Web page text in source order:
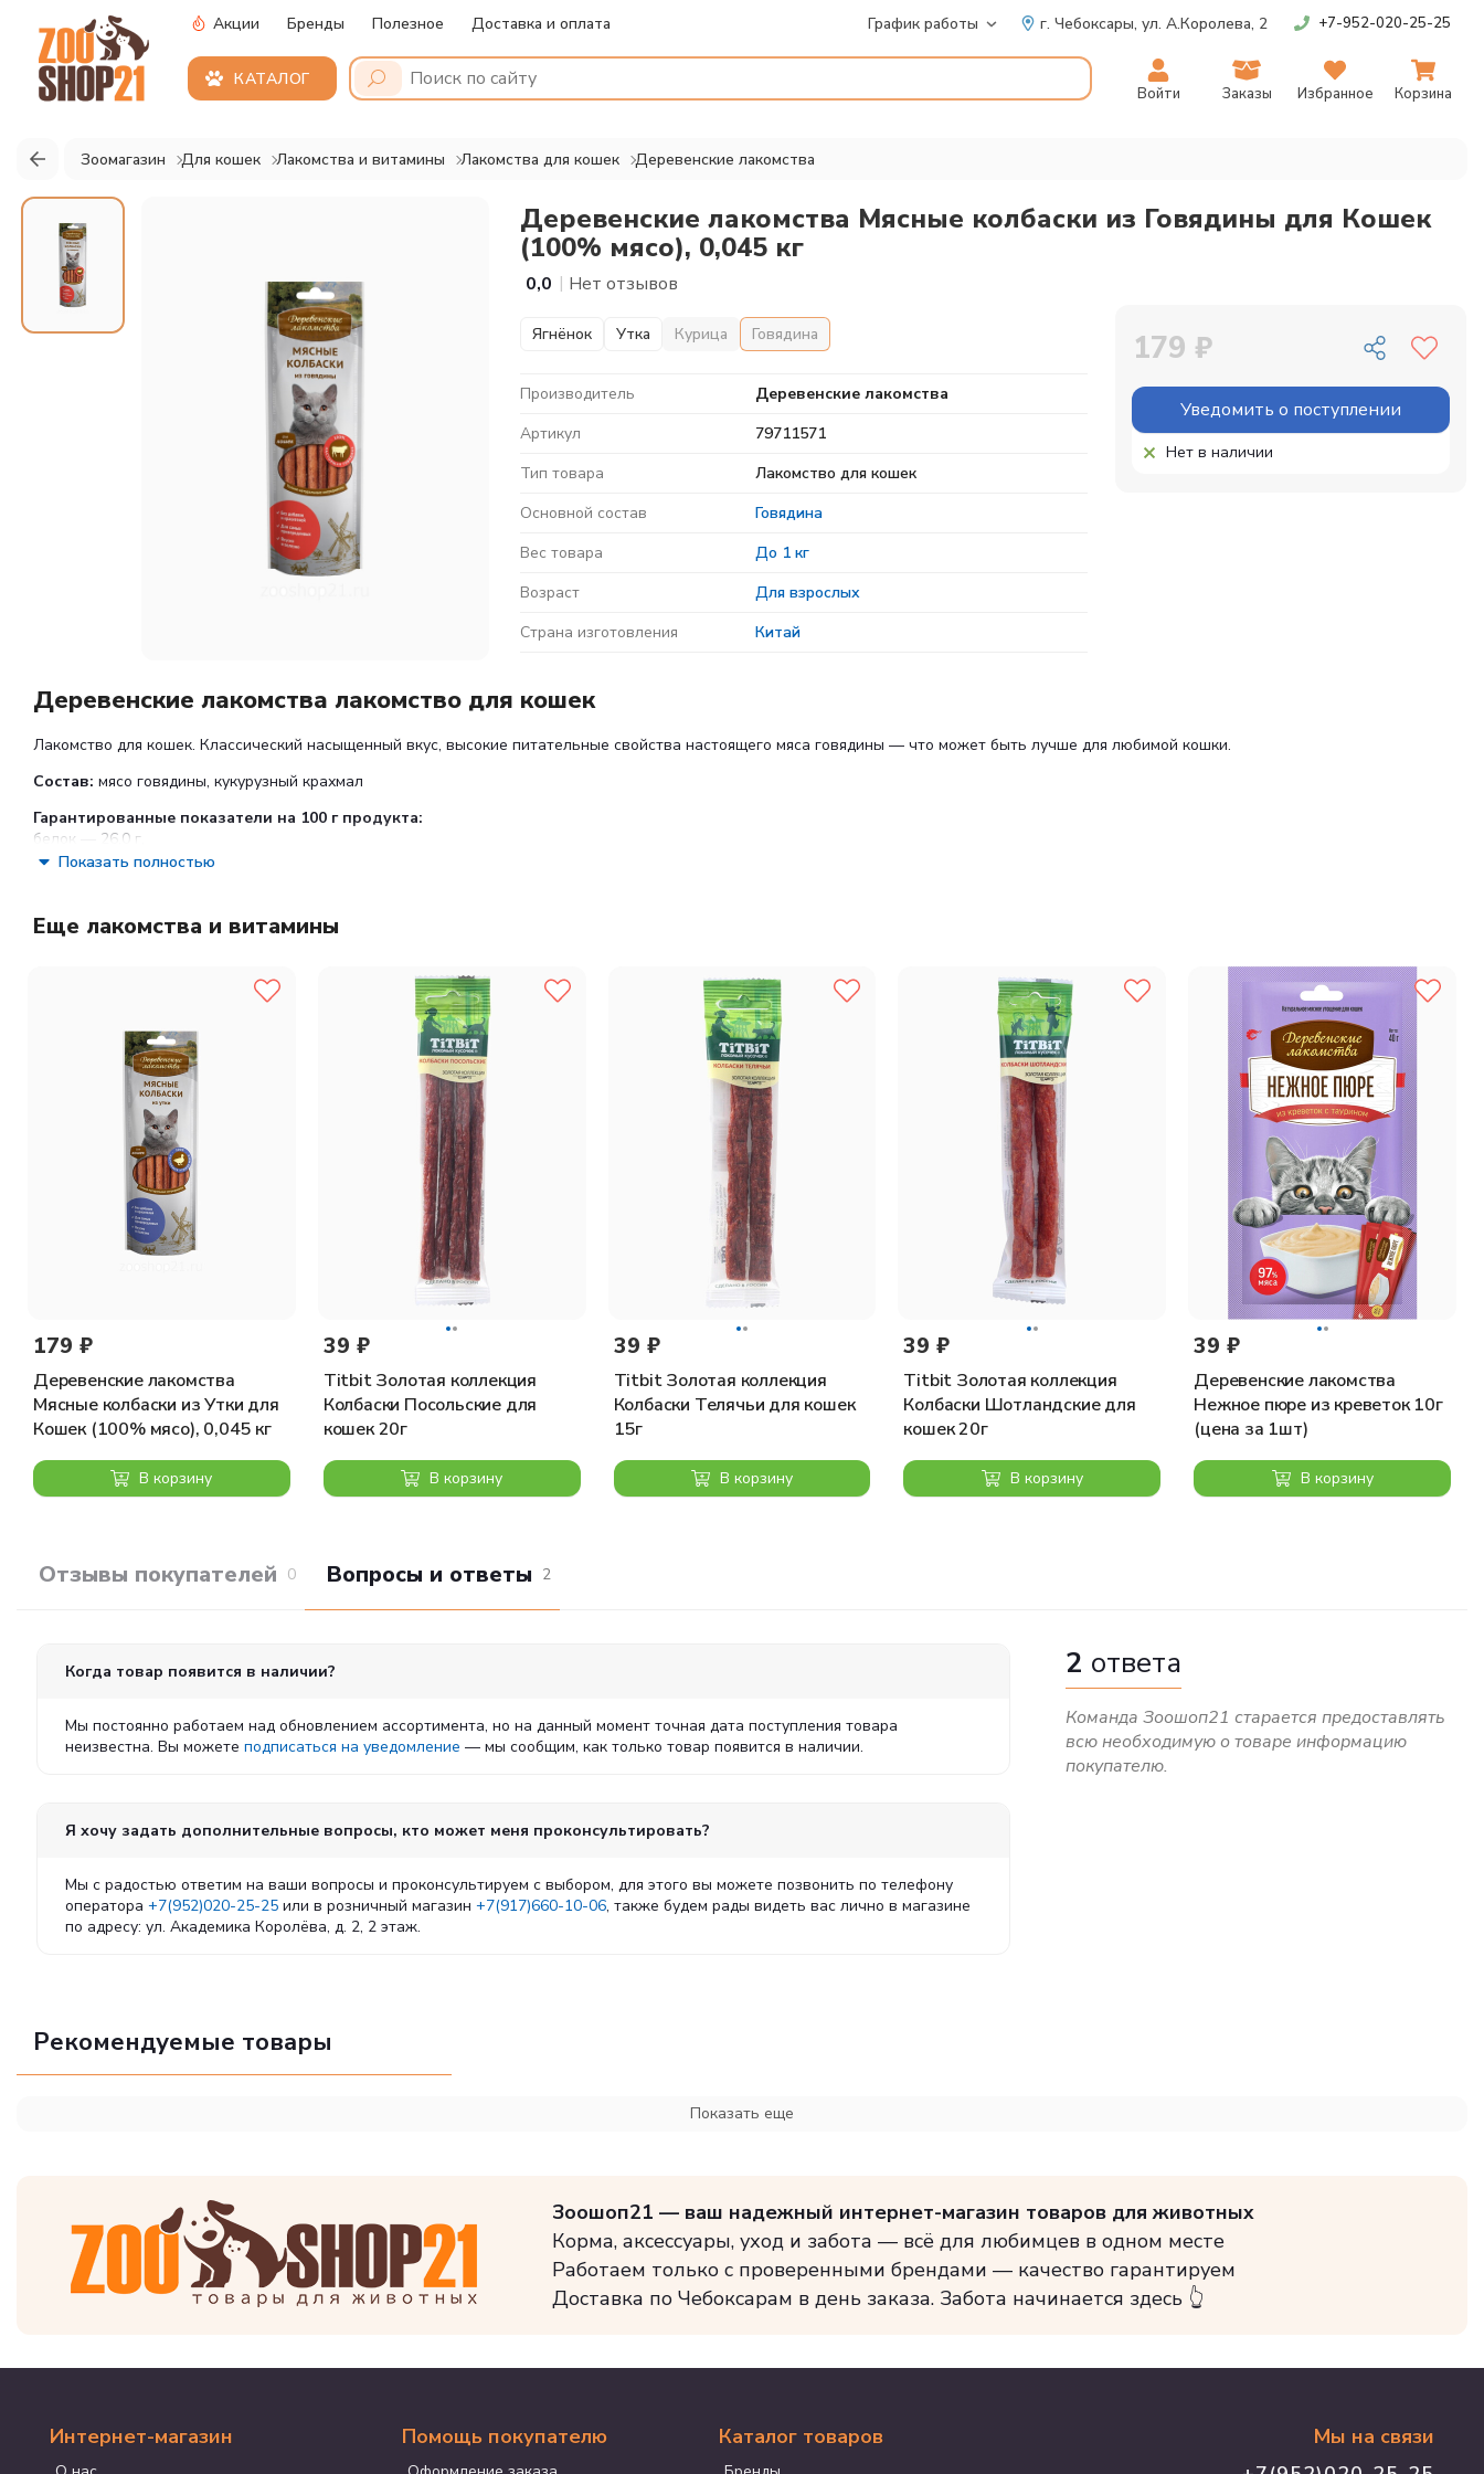
Акции Бренды Полезное Доставка и оплата График работы г. Чебоксары, ул. А.Королева, 2 +7-952-020-25-25
КАТАЛОГ
Войти Заказы Избранное Корзина
Зоомагазин Для кошек Лакомства и витамины Лакомства для кошек Деревенские лакомства
Деревенские лакомства Мясные колбаски из Говядины для Кошек
(100% мясо), 0,045 кг
0,0 | Нет отзывов
Ягнёнок Утка Курица Говядина
Производитель
Деревенские лакомства
Артикул
79711571
Тип товара
Лакомство для кошек
Основной состав
Говядина
Вес товара
До 1 кг
Возраст
Для взрослых
Страна изготовления
Китай
179 ₽
Уведомить о поступлении
Нет в наличии
Деревенские лакомства лакомство для кошек
Лакомство для кошек. Классический насыщенный вкус, высокие питательные свойства настоящего мяса говядины — что может быть лучше для любимой кошки.
Состав: мясо говядины, кукурузный крахмал
Гарантированные показатели на 100 г продукта:
белок — 26,0 г,
жир — 9,0 г,
Энергетическая ценность в 100 г продукта:
Показать полностью
Еще лакомства и витамины
179 ₽
Деревенские лакомства
Мясные колбаски из Утки для
Кошек (100% мясо), 0,045 кг
В корзину
39 ₽
Titbit Золотая коллекция
Колбаски Посольские для
кошек 20г
В корзину
39 ₽
Titbit Золотая коллекция
Колбаски Телячьи для кошек
15г
В корзину
39 ₽
Titbit Золотая коллекция
Колбаски Шотландские для
кошек 20г
В корзину
39 ₽
Деревенские лакомства
Нежное пюре из креветок 10г
(цена за 1шт)
В корзину
Отзывы покупателей 0 Вопросы и ответы 2
Когда товар появится в наличии?
Мы постоянно работаем над обновлением ассортимента, но на данный момент точная дата поступления товара
неизвестна. Вы можете подписаться на уведомление — мы сообщим, как только товар появится в наличии.
Я хочу задать дополнительные вопросы, кто может меня проконсультировать?
Мы с радостью ответим на ваши вопросы и проконсультируем с выбором, для этого вы можете позвонить по телефону
оператора +7(952)020-25-25 или в розничный магазин +7(917)660-10-06, также будем рады видеть вас лично в магазине
по адресу: ул. Академика Королёва, д. 2, 2 этаж.
2 ответа
Команда Зоошоп21 старается предоставлять
всю необходимую о товаре информацию
покупателю.
Рекомендуемые товары
Показать еще
Зоошоп21 — ваш надежный интернет-магазин товаров для животных
Корма, аксессуары, уход и забота — всё для любимцев в одном месте
Работаем только с проверенными брендами — качество гарантируем
Доставка по Чебоксарам в день заказа. Забота начинается здесь 👆
Интернет-магазин Помощь покупателю Каталог товаров
Мы на связи